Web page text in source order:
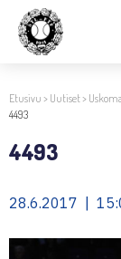
Etusivu > Uutiset>
4493
4493
28.6.2017 |